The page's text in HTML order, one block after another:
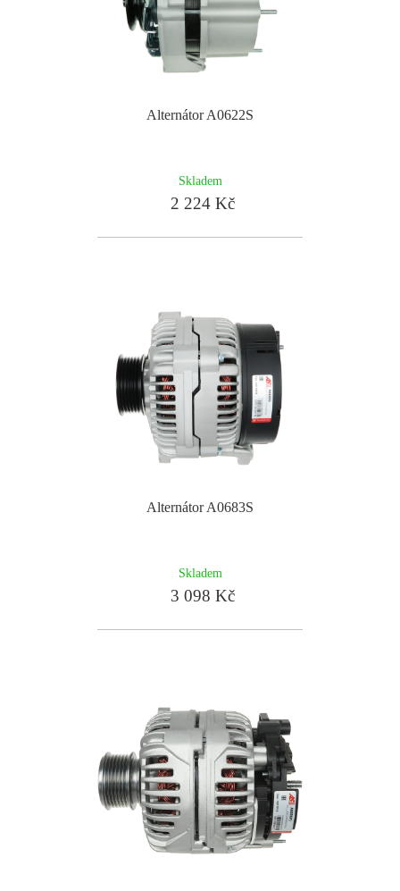
Alternátor A0622S
Skladem
2 224 Kč
Alternátor A0683S
Skladem
3 098 Kč